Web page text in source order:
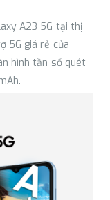
A23 5G tại thị
5G giá rẻ của
hình tần số quét